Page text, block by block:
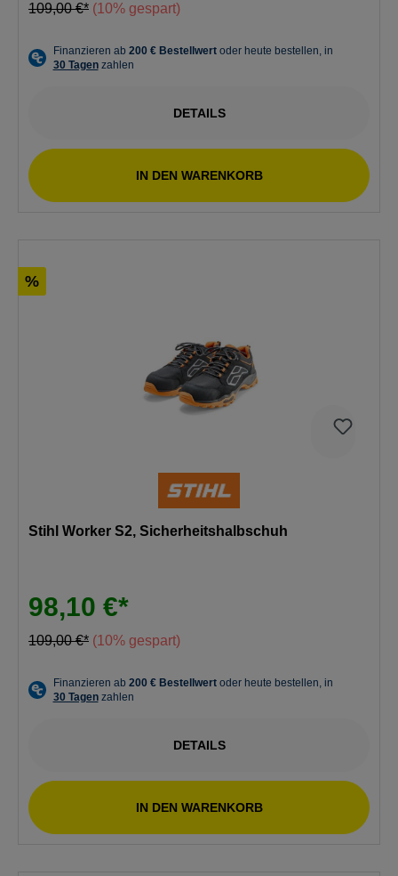
109,00 €* (10% gespart)
DETAILS
IN DEN WARENKORB
%
Stihl Worker S2, Sicherheitshalbschuh
98,10 €*
109,00 €* (10% gespart)
DETAILS
IN DEN WARENKORB